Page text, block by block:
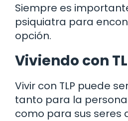
Siempre es
psiquiatra para
opción.
Viviendo con
Vivir con TLP puede
tanto para la
como para sus seres